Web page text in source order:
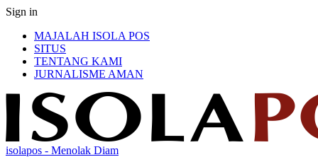
Sign in
MAJALAH ISOLA POS
SITUS
TENTANG KAMI
JURNALISME AMAN
isolapos - Menolak Diam